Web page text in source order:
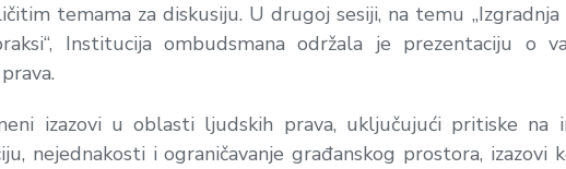
temama za diskusiju. U drugoj sesiji, na temu
Institucija ombudsmana održala je prezentaciju o
izazovi u oblasti ljudskih prava, uključujući pritiske na
nejednakosti i ograničavanje građanskog prostora, izazovi